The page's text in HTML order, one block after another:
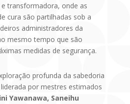
transformadora, onde as
cura são partilhadas sob a
administradores da
mesmo tempo que são
medidas de segurança.
profunda da sabedoria
por mestres estimados
Yawanawa, Saneihu